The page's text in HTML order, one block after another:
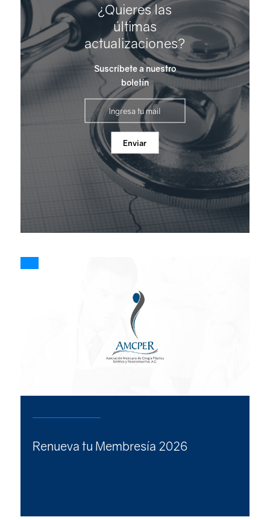
¿Quieres las
últimas
actualizaciones?
Suscríbete a nuestro
boletín
Renueva tu Membresía 2026